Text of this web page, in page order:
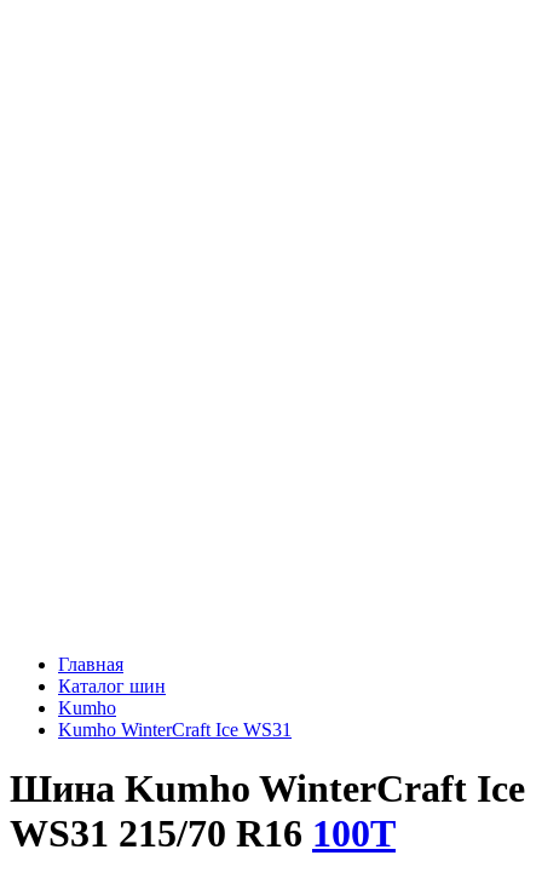
Главная
Каталог шин
Kumho
Kumho WinterCraft Ice WS31
Шина Kumho WinterCraft Ice
WS31 215/70 R16 100T